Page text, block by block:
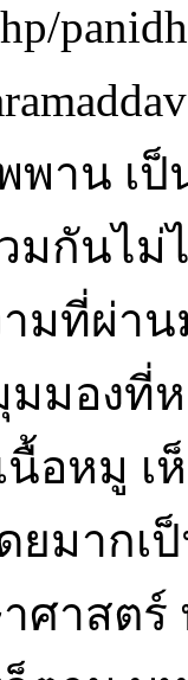
าน เป็
มกันไ
ามที่ผ่า
มองที่
นื้อหมู
ยมากเ
าศาสต